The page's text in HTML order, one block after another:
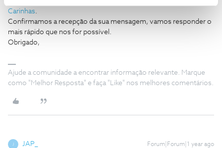
Carinhas.
Confirmamos a recepção da sua mensagem, vamos responder o
mais rápido que nos for possível.
Obrigado,
Ajude a comunidade a encontrar informação relevante. Marque
como "Melhor Resposta" e faça "Like" nos melhores comentários.
JAP_ Forum|Forum|1 year ago